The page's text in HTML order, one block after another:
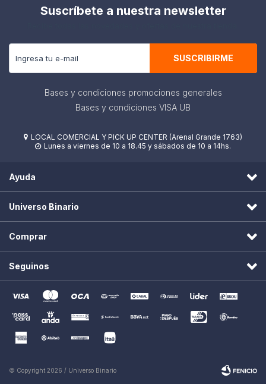
Suscríbete a nuestra newsletter
SUSCRIBIRME
Bases y condiciones promociones generales
Bases y condiciones VISA UB
 LOCAL COMERCIAL Y PICK UP CENTER (Arenal Grande 1763)
 Lunes a viernes de 10 a 18.45 y sábados de 10 a 14hs.
Ayuda
Universo Binario
Comprar
Seguinos
© Copyright 2026 / Universo Binario